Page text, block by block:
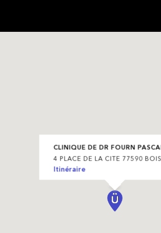
CLINIQUE DE DR FOURN
4 PLACE DE LA CITE 77590 BOIS
Itinéraire